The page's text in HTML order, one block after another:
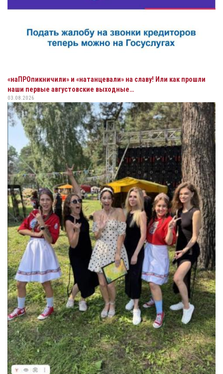
«наПРОпикничили» и «натанцевали» на славу! Или как прошли
наши первые августовские выходные…
03.08.2026